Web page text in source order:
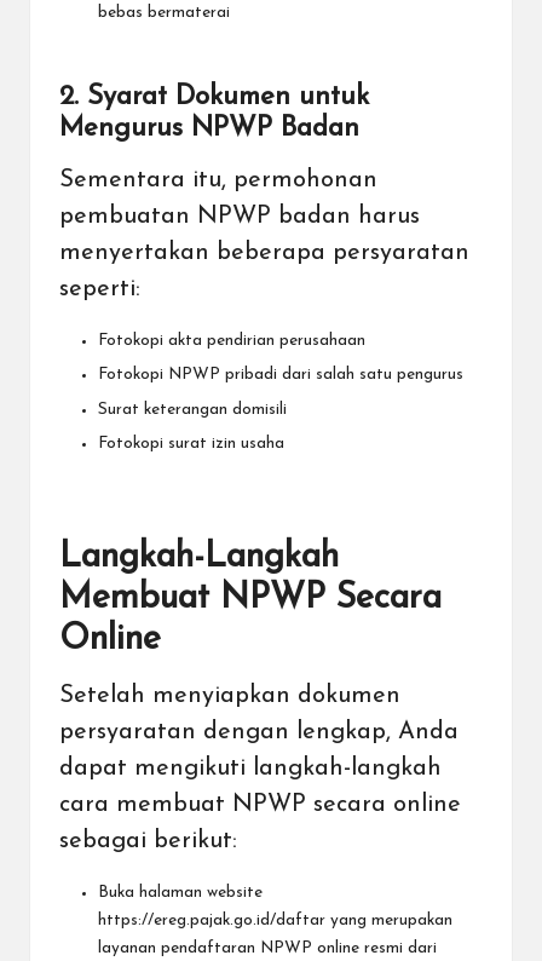
bebas bermaterai
2. Syarat Dokumen untuk
Mengurus NPWP Badan
Sementara itu, permohonan
pembuatan NPWP badan harus
menyertakan beberapa persyaratan
seperti:
Fotokopi akta pendirian perusahaan
Fotokopi NPWP pribadi dari salah satu pengurus
Surat keterangan domisili
Fotokopi surat izin usaha
Langkah-Langkah
Membuat NPWP Secara
Online
Setelah menyiapkan dokumen
persyaratan dengan lengkap, Anda
dapat mengikuti langkah-langkah
cara membuat NPWP secara online
sebagai berikut:
Buka halaman website
https://ereg.pajak.go.id/daftar yang merupakan
layanan pendaftaran NPWP online resmi dari